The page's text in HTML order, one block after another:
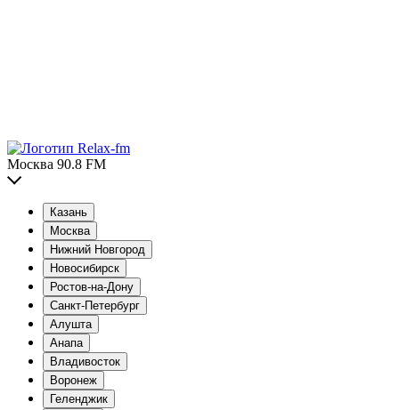
Москва 90.8 FM
Казань
Москва
Нижний Новгород
Новосибирск
Ростов-на-Дону
Санкт-Петербург
Алушта
Анапа
Владивосток
Воронеж
Геленджик